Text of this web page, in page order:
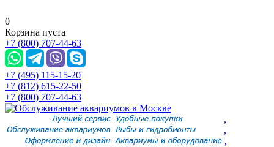
0
Корзина пуста
+7 (800) 707-44-63
+7 (495) 115-15-20
+7 (812) 615-22-50
+7 (800) 707-44-63
,
,
,